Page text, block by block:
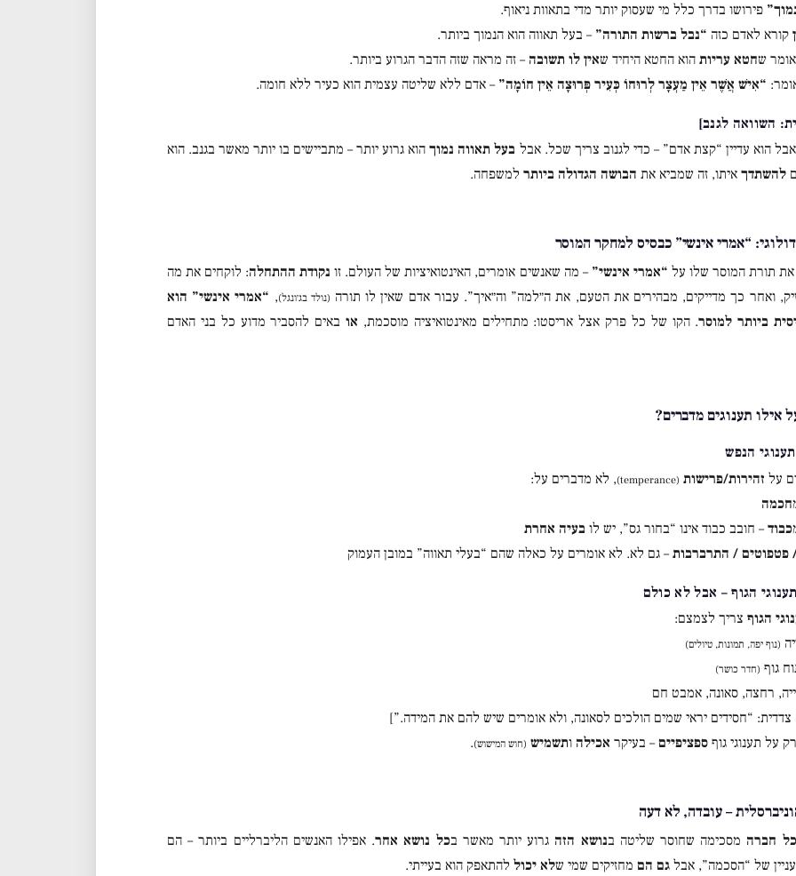
פירושו בדרך כלל מי שעסוק יותר מדי בתאוות ניאוף.
קורא לאדם כזה “נבל ברשות התורה” – בעל תאווה הוא הנמוך ביותר.
אומר שחטא עריות הוא החטא היחיד שאין לו תשובה – זה מראה שזה הדבר הגרוע ביותר.
“אִישׁ אֲשֶׁר אֵין מַעְצָר לְרוּחוֹ כְּעִיר פְּרוּצָה אֵין חוֹמָה” – אדם ללא שליטה עצמית הוא כעיר ללא חומה.
השוואה לגנב]
הוא עדיין “קצת אדם” – כדי לגנוב צריך שכל. אבל בעל תאווה נמוךהוא גרוע יותר – מתביישים בו יותר מאשר בגנב. הוא
להשתדך איתו, זה שמביא את הבושה הגדולה ביותר למשפחה.
“אמרי אינשי” כבסיס למחקר המוסר
את תורת המוסר שלו על “אמרי אינשי” – מה שאנשים אומרים, האינטואיציות של העולם. זו נקודת ההתחלה: לוקחים את מה
ואחר כך מדייקים, מבהירים את הטעם, את ה״למה” וה״איך”. עבור אדם שאין לו תורה (נולד בג׳ונגל), “אמרי אינשי” הוא
ביותר למוסר. הקו של כל פרק אצל אריסטו: מתחילים מאינטואיציה מוסכמת, אובאים להסביר מדוע כל בני האדם
אילו תענוגים מדברים?
הנפש
על זהירות/פרישות (temperance)
, לא מדברים על:
חכמה
כבוד – חובב כבוד אינו “בחור גס”, יש לובעיה אחרת
פטפוטים / התרברבות – גם לא. לא אומרים על כאלה שהם “בעלי תאווה” במובן העמוק
הגוף – אבל לא כולם
הגוף צריך לצמצם:
(נוף יפה, תמונות, טיולים)
גוף (חדר כושר)
רחצה, סאונה, אמבט חם
צדדית: “חסידים יראי שמים הולכים לסאונה, ולא אומרים שיש להם את המידה.”]
על תענוגי גוףספציפיים – בעיקר אכילה ותשמיש (חוש המישוש).
– עובדה, לא דעה
חברה מסכימה שחוסר שליטה בנושא הזה גרוע יותר מאשר בכל נושא אחר. אפילו האנשים הליברליים ביותר – הם
של “הסכמה”, אבל גם הם מחזיקים שמי שלא יכול להתאפק הוא בעייתי.